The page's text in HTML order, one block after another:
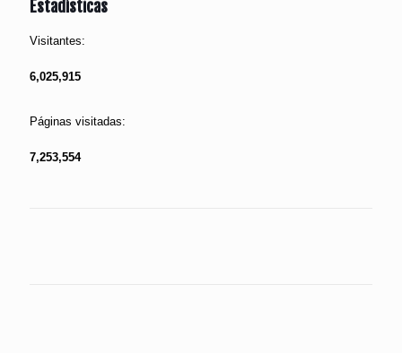
Estadísticas
Visitantes:
6,025,915
Páginas visitadas:
7,253,554